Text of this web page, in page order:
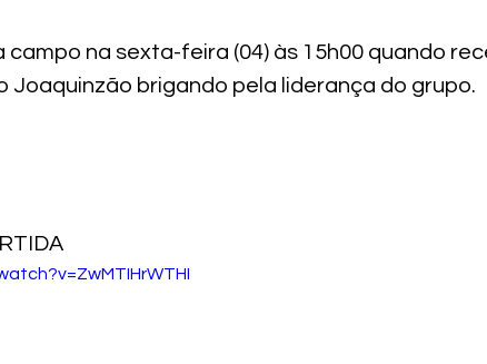
campo na sexta-feira (04) às 15h00 quando
Joaquinzão brigando pela liderança do grupo.